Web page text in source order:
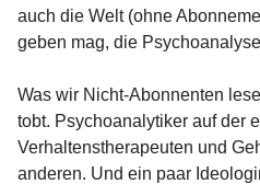
auch die Welt (ohne
geben mag, die
Was wir Nicht-Abonnenten
tobt. Psychoanalytiker auf der
Verhaltenstherapeuten und
anderen. Und ein paar